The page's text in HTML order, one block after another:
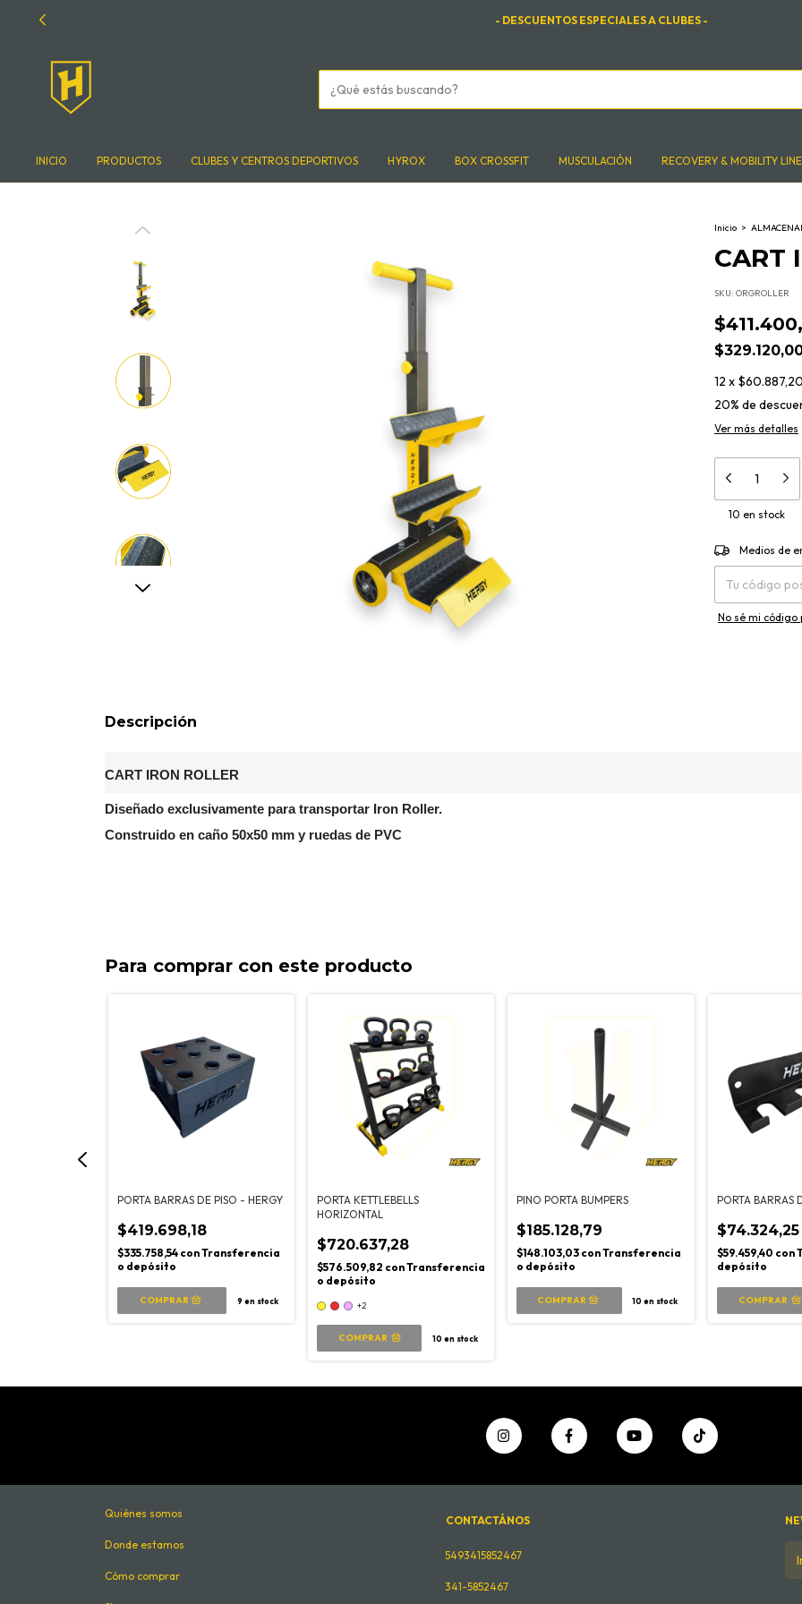
- DESCUENTOS ESPECIALES A CLUBES -
INICIO PRODUCTOS CLUBES Y CENTROS DEPORTIVOS HYROX BOX CROSSFIT MUSCULACIÓN RECOVERY & MOBILITY LINE
Inicio >
CART
SKU: ORGROLLER
12 x $60.887,20
20% de
Ver más detalles
10 en stock
Entregas para el
Medios de
No sé mi código
Descripción
CART IRON ROLLER
Diseñado exclusivamente para transportar Iron Roller.
Construido en caño 50x50 mm y ruedas de PVC
Para comprar con este producto
PORTA BARRAS DE PISO - HERGY
$419.698,18
$335.758,54 conTransferencia
o depósito
9 en stock
PORTA KETTLEBELLS
HORIZONTAL
$720.637,28
$576.509,82 conTransferencia
o depósito
+2
COMPRAR 10 en stock
PINO PORTA BUMPERS
$185.128,79
$148.103,03 conTransferencia
o depósito
10 en stock
PORTA BARRAS
$74.324,25
$59.459,40 con
depósito
COMPRAR
Quiénes somos
Donde estamos
Cómo comprar
CONTACTÁNOS
5493415852467
341-5852467